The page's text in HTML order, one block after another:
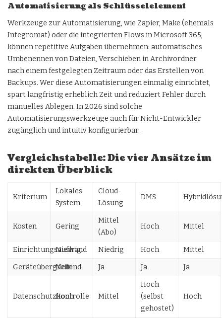
Automatisierung als Schlüsselelement
Werkzeuge zur Automatisierung, wie Zapier, Make (ehemals
Integromat) oder die integrierten Flows in Microsoft 365,
können repetitive Aufgaben übernehmen: automatisches
Umbenennen von Dateien, Verschieben in Archivordner
nach einem festgelegten Zeitraum oder das Erstellen von
Backups. Wer diese Automatisierungen einmalig einrichtet,
spart langfristig erheblich Zeit und reduziert Fehler durch
manuelles Ablegen. In 2026 sind solche
Automatisierungswerkzeuge auch für Nicht-Entwickler
zugänglich und intuitiv konfigurierbar.
Vergleichstabelle: Die vier Ansätze im
direkten Überblick
Kriterium
Lokales
System
Cloud-
Lösung
DMS
Kosten Gering
Mittel
(Abo)
Hoch Mittel
Einrichtungsaufwand
Niedrig Niedrig Hoch Mittel
Geräteübergreifend
Nein Ja Ja Ja
Datenschutzkontrolle
Hoch Mittel
Hoch
(selbst
gehostet)
Hoch